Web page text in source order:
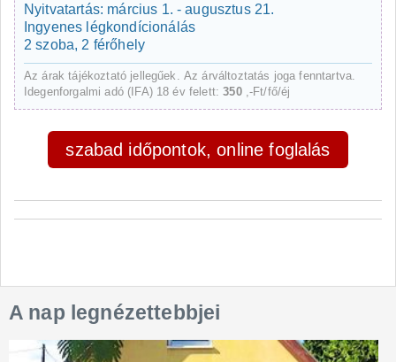
Nyitvatartás: március 1. - augusztus 21.
Ingyenes légkondícionálás
2 szoba, 2 férőhely
Az árak tájékoztató jellegűek. Az árváltoztatás joga fenntartva.
Idegenforgalmi adó (IFA) 18 év felett:350 ,-Ft/fő/éj
szabad időpontok, online foglalás
A nap legnézettebbjei